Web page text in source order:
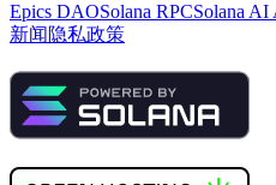
Epics DAOSolana RPCSolana AI
新闻 隐私政策